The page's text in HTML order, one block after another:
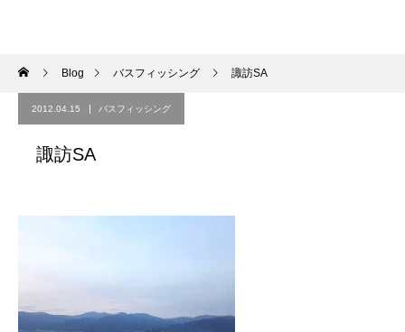
Blog バスフィッシング 諏訪SA
2012.04.15 バスフィッシング
諏訪SA